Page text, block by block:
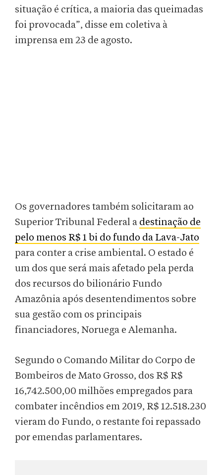
situação é crítica, a maioria das queimadas
foi provocada”, disse em coletiva à
imprensa em 23 de agosto.
Os governadores também solicitaram ao
Superior Tribunal Federal a destinação de
pelo menos R$ 1 bi do fundo da Lava-Jato
para conter a crise ambiental. O estado é
um dos que será mais afetado pela perda
dos recursos do bilionário Fundo
Amazônia após desentendimentos sobre
sua gestão com os principais
financiadores, Noruega e Alemanha.
Segundo o Comando Militar do Corpo de
Bombeiros de Mato Grosso, dos R$ R$
16,742.500,00 milhões empregados para
combater incêndios em 2019, R$ 12.518.230
vieram do Fundo, o restante foi repassado
por emendas parlamentares.